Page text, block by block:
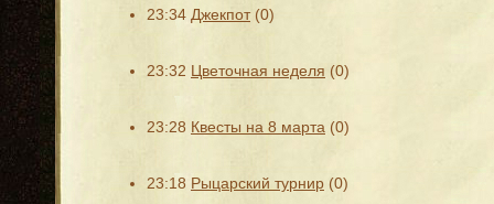
23:34 Джекпот (0)
23:32 Цветочная неделя (0)
23:28 Квесты на 8 марта (0)
23:18 Рыцарский турнир (0)